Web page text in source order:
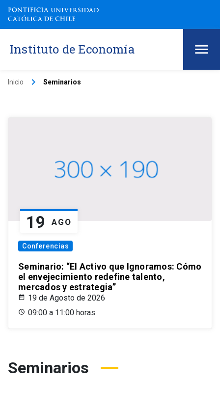
Instituto de Economía
Inicio keyboard_arrow_right Seminarios
19 AGO
Conferencias
Seminario: “El Activo que Ignoramos: Cómo
el envejecimiento redefine talento,
mercados y estrategia”
19 de Agosto de 2026
09:00 a 11:00 horas
Seminarios